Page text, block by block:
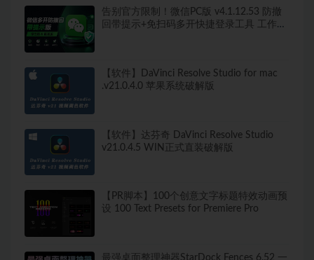
告别官方限制！微信PC版 v4.1.12.53 防撤
回带提示+免扫码多开快捷登录工具 工作生
【软件】DaVinci Resolve Studio for mac
.v21.0.4.0 苹果系统破解版
【软件】达芬奇 DaVinci Resolve Studio
v21.0.4.5 WIN正式直装破解版
【PR脚本】100个创意文字标题特效动画预
设 100 Text Presets for Premiere Pro
最强桌面整理神器StarDock Fences 6.52 一